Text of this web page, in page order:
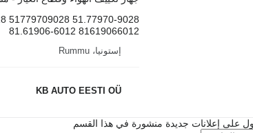
51779709028 51.77970-9028
81.61906-6012 81619066012
إستونيا، Rummu
KB AUTO EESTI OÜ
على إعلانات جديدة منشورة في هذا القسم